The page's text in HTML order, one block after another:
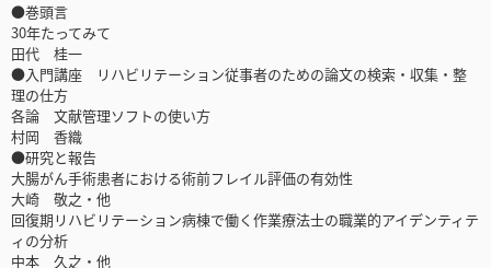
●巻頭言
30年たってみて
田代 桂一
●入門講座 リハビリテーション従事者のための論文の検索・収集・整
理の仕方
各論 文献管理ソフトの使い方
村岡 香織
●研究と報告
大腸がん手術患者における術前フレイル評価の有効性
大崎 敬之・他
回復期リハビリテーション病棟で働く作業療法士の職業的アイデンティテ
ィの分析
中本 久之・他